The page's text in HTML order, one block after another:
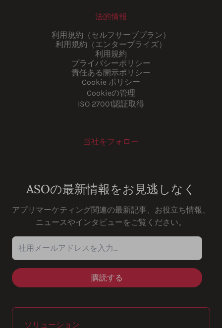
法的情報
利用規約（セルフサーブプラン）
利用規約（エンタープライズ）
利用規約
プライバシーポリシー
責任ある開示ポリシー
Cookie ポリシー
Cookieの管理
ISO 27001認証取得
当社をフォロー
ASOの最新情報をお見逃しなく
アプリマーケティング関連の最新記事、お役立ち情報、
ニュースやインタビューをご覧ください。
社用メールアドレスを入力…
ソリューション